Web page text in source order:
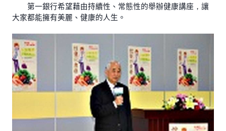
第一銀行希望藉由持續性、常態性的舉辦健康講座，讓
大家都能擁有美麗、健康的人生。